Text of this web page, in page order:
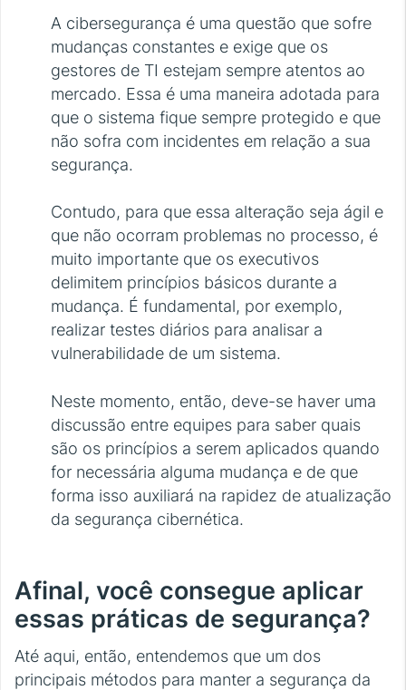
A cibersegurança é uma questão que sofre
mudanças constantes e exige que os
gestores de TI estejam sempre atentos ao
mercado. Essa é uma maneira adotada para
que o sistema fique sempre protegido e que
não sofra com incidentes em relação a sua
segurança.
Contudo, para que essa alteração seja ágil e
que não ocorram problemas no processo, é
muito importante que os executivos
delimitem princípios básicos durante a
mudança. É fundamental, por exemplo,
realizar testes diários para analisar a
vulnerabilidade de um sistema.
Neste momento, então, deve-se haver uma
discussão entre equipes para saber quais
são os princípios a serem aplicados quando
for necessária alguma mudança e de que
forma isso auxiliará na rapidez de atualização
da segurança cibernética.
Afinal, você consegue aplicar
essas práticas de segurança?
Até aqui, então, entendemos que um dos
principais métodos para manter a segurança da